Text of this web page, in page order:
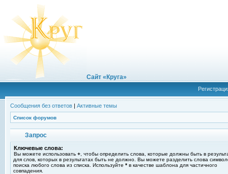
Сайт «Круга»
Сообщения без ответов | Активные темы
Список форумов
Запрос
Ключевые слова:
Вы можете использовать + , чтобы определить слова, которые должны быть в
для слов, которых в результатах быть не должно. Вы можете разделить слова
поиска любого слова из списка. Используйте * в качестве шаблона для частичного
совпадения.